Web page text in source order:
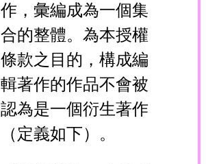
作，彙編成為一個集
合的整體。為本授權
條款之目的，構成編
輯著作的作品不會被
認為是一個衍生著作
（定義如下）。